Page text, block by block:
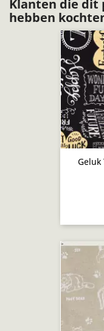
Klanten die dit
hebben
Geluk